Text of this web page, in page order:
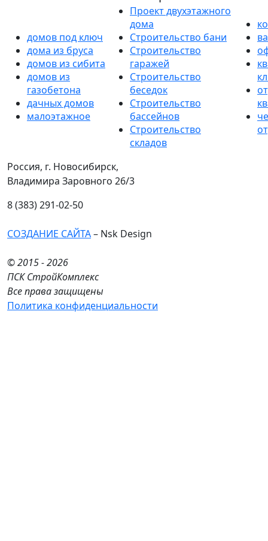
домов под ключ
дома из бруса
домов из сибита
домов из
газобетона
дачных домов
малоэтажное
Проект двухэтажного
дома
Строительство бани
Строительство
гаражей
Строительство
беседок
Строительство
бассейнов
Строительство
складов
Россия, г. Новосибирск,
Владимира Заровного 26/3
8 (383) 291-02-50
СОЗДАНИЕ САЙТА– Nsk Design
© 2015 - 2026
ПСК СтройКомплекс
Все права защищены
Политика конфиденциальности